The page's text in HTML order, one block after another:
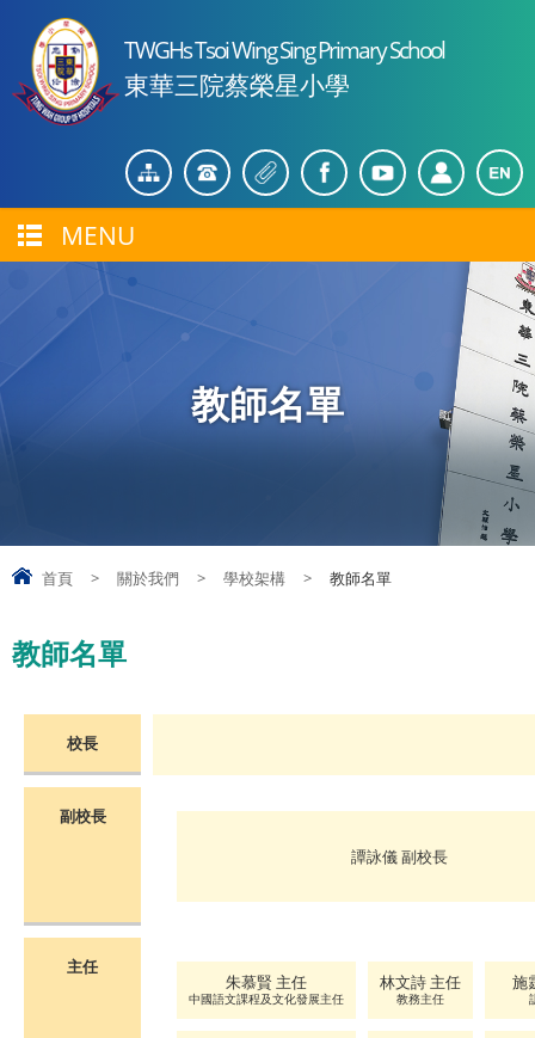
TWGHs Tsoi Wing Sing Primary School
東華三院蔡榮星小學
MENU
教師名單
首頁 > 關於我們 > 學校架構 > 教師名單
教師名單
校長
副校長
譚詠儀 副校長
主任
朱慕賢 主任
中國語文課程及文化發展主任
林文詩 主任
教務主任
施